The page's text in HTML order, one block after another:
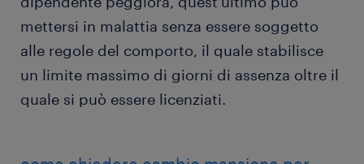
mettersi in malattia senza essere soggetto
alle regole del comporto, il quale stabilisce
un limite massimo di giorni di assenza oltre il
quale si può essere licenziati.